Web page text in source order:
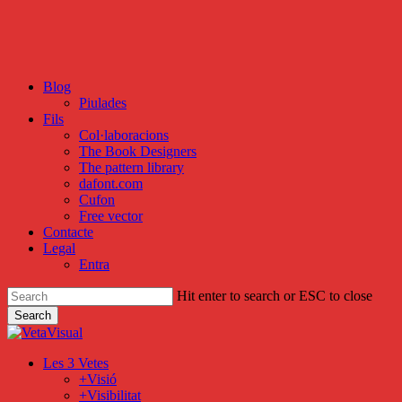
Blog
Piulades
Fils
Col·laboracions
The Book Designers
The pattern library
dafont.com
Cufon
Free vector
Contacte
Legal
Entra
Hit enter to search or ESC to close
Search
Close
search
Menu
Les 3 Vetes
+Visió
+Visibilitat